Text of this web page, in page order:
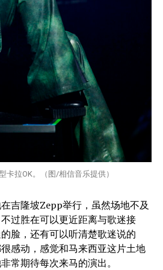
卡拉OK。（图/相信音乐提供）
吉隆坡Zepp举行，虽然场地不及
过胜在可以更近距离与歌迷接
脸，还有可以听清楚歌迷说的
感动，感觉和马来西亚这片土地
常期待每次来马的演出。